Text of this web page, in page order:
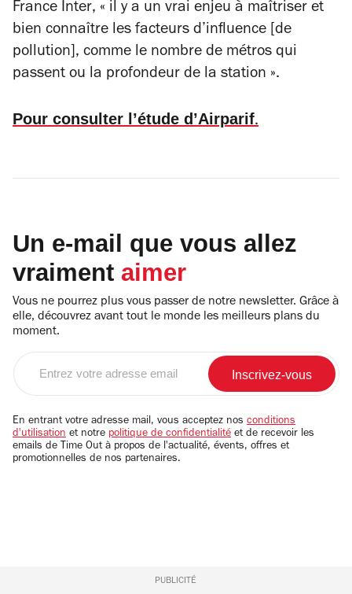
France Inter, « il y a un vrai enjeu à maîtriser et
bien connaître les facteurs d’influence [de
pollution], comme le nombre de métros qui
passent ou la profondeur de la station ».
Pour consulter l’étude d’Airparif.
Un e-mail que vous allez
vraiment aimer
Vous ne pourrez plus vous passer de notre newsletter. Grâce à
elle, découvrez avant tout le monde les meilleurs plans du
moment.
email
En entrant votre adresse mail, vous acceptez nos conditions
d'utilisation et notre politique de confidentialité et de recevoir les
emails de Time Out à propos de l'actualité, évents, offres et
promotionnelles de nos partenaires.
PUBLICITÉ